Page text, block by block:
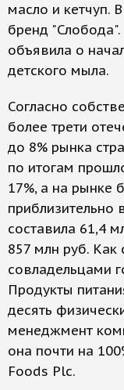
масло и кетчуп.
бренд
объявила о
детского мыла.
Согласно
более трети
до 8% рынка
по итогам
17%, а на рынке
составила 61,4
857 млн руб.
совладельцами
Продукты
десять
менеджмент
она почти на
Foods Plc.